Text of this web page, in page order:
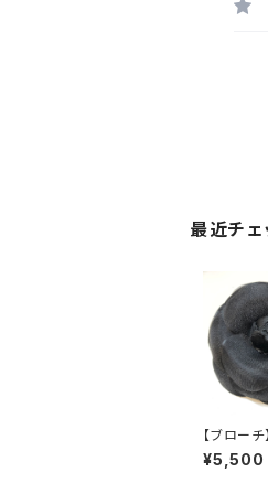
最近チェ
【ブロー
リア
¥5,500